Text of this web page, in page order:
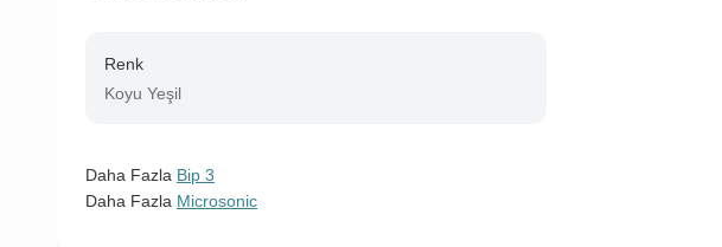
Renk
Koyu Yeşil
Daha Fazla Bip 3
Daha Fazla Microsonic